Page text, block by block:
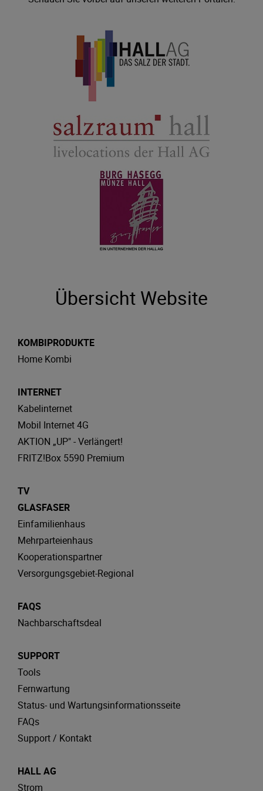
Übersicht Website
KOMBIPRODUKTE
Home Kombi
INTERNET
Kabelinternet
Mobil Internet 4G
AKTION „UP" - Verlängert!
FRITZ!Box 5590 Premium
TV
GLASFASER
Einfamilienhaus
Mehrparteienhaus
Kooperationspartner
Versorgungsgebiet-Regional
FAQS
Nachbarschaftsdeal
SUPPORT
Tools
Fernwartung
Status- und Wartungsinformationsseite
FAQs
Support / Kontakt
HALL AG
Strom